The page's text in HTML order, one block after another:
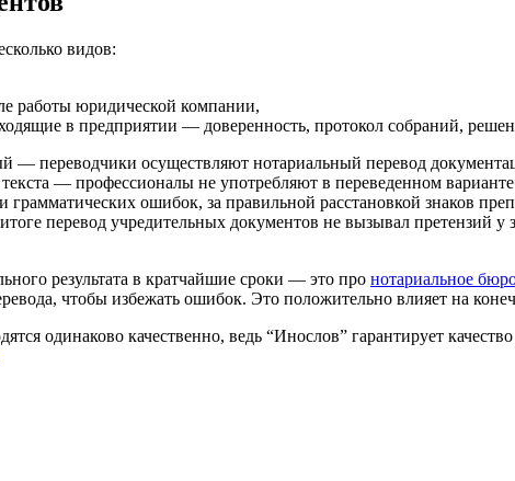
видов:
работы юридической компании,
в предприятии — доверенность, протокол собраний,
— переводчики осуществляют нотариальный перевод
— профессионалы не употребляют в переведенном
грамматических ошибок, за правильной расстановкой знаков
перевод учредительных документов не вызывал претензий у
результата в кратчайшие сроки — это про нотариальное
чтобы избежать ошибок. Это положительно влияет на
одинаково качественно, ведь “Инослов” гарантирует